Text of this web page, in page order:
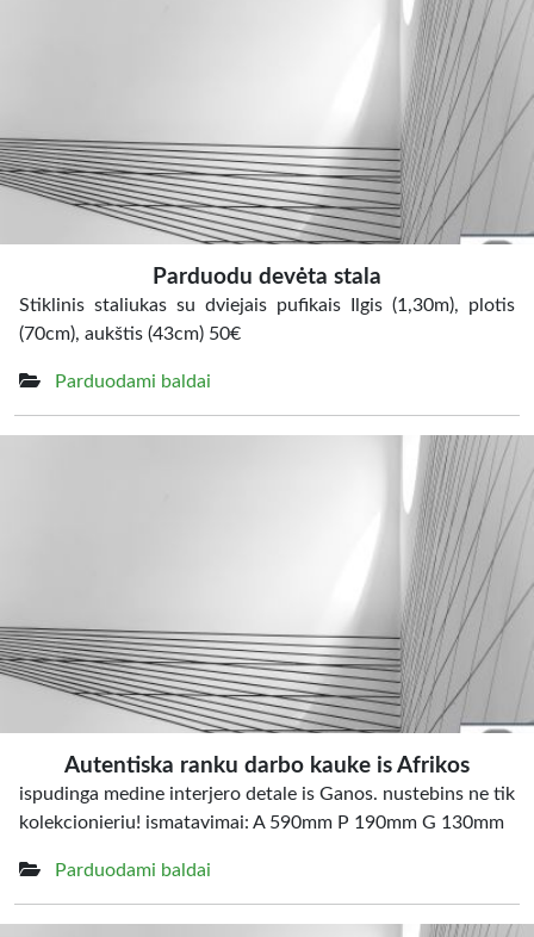
Parduodu devėta stala
Stiklinis staliukas su dviejais pufikais Ilgis (1,30m), plotis
(70cm), aukštis (43cm) 50€
Parduodami baldai
Autentiska ranku darbo kauke is Afrikos
ispudinga medine interjero detale is Ganos. nustebins ne tik
kolekcionieriu! ismatavimai: A 590mm P 190mm G 130mm
Parduodami baldai